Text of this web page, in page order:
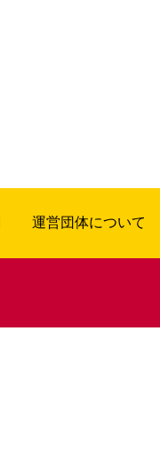
運営団体について